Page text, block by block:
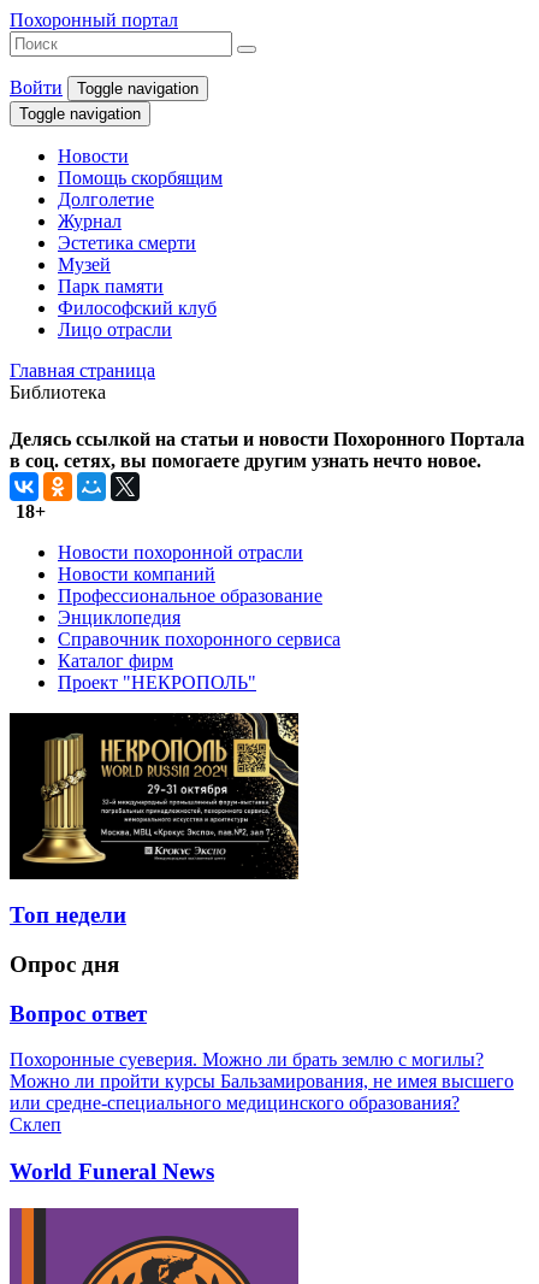
Похоронный портал
Войти
Toggle navigation
Toggle navigation
Новости
Помощь скорбящим
Долголетие
Журнал
Эстетика смерти
Музей
Парк памяти
Философский клуб
Лицо отрасли
Главная страница
Библиотека
Делясь ссылкой на статьи и новости Похоронного Портала
в соц. сетях, вы помогаете другим узнать нечто новое.
18+
Новости похоронной отрасли
Новости компаний
Профессиональное образование
Энциклопедия
Справочник похоронного сервиса
Каталог фирм
Проект "НЕКРОПОЛЬ"
Топ недели
Опрос дня
Вопрос ответ
Похоронные суеверия. Можно ли брать землю с могилы?
Можно ли пройти курсы Бальзамирования, не имея высшего
или средне-специального медицинского образования?
Склеп
World Funeral News